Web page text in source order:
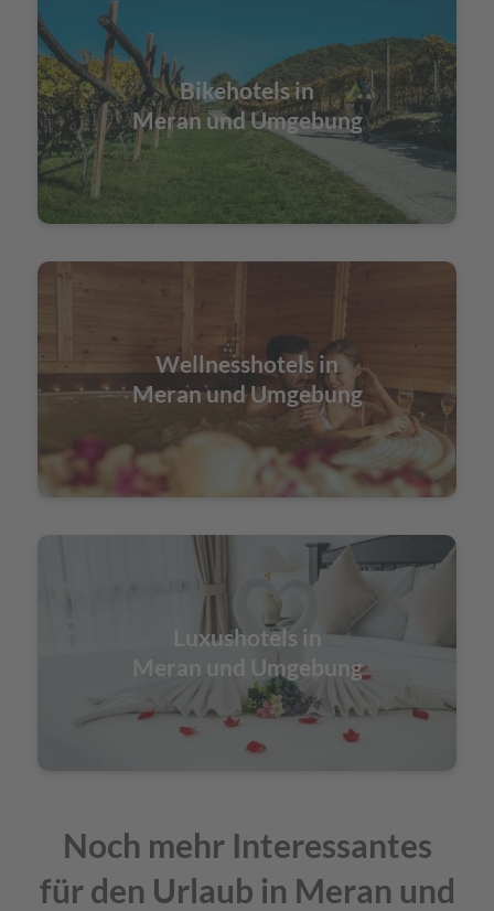
Bikehotels in
Meran und Umgebung
Wellnesshotels in
Meran und Umgebung
Luxushotels in
Meran und Umgebung
Noch mehr Interessantes
für den Urlaub in Meran und